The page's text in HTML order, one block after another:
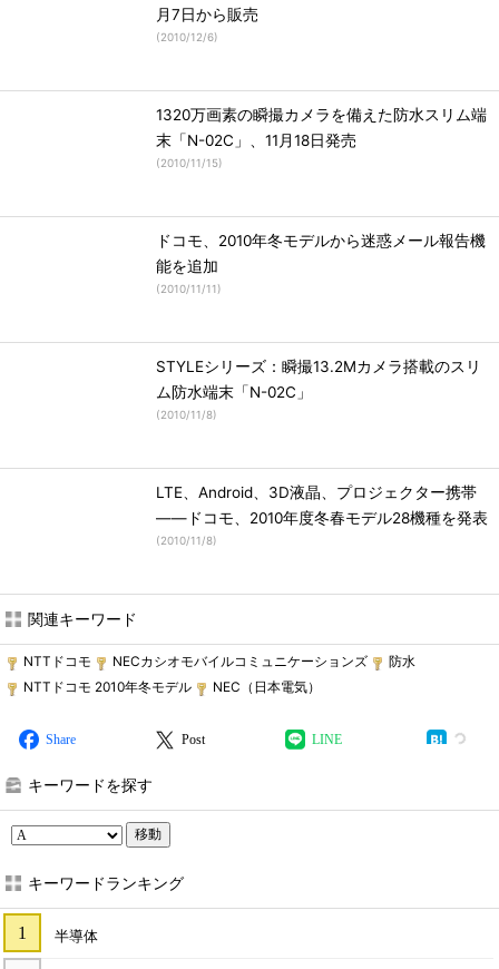
月7日から販売
(2010/12/6)
1320万画素の瞬撮カメラを備えた防水スリム端
末「N-02C」、11月18日発売
(2010/11/15)
ドコモ、2010年冬モデルから迷惑メール報告機
能を追加
(2010/11/11)
STYLEシリーズ：瞬撮13.2Mカメラ搭載のスリ
ム防水端末「N-02C」
(2010/11/8)
LTE、Android、3D液晶、プロジェクター携帯
――ドコモ、2010年度冬春モデル28機種を発表
(2010/11/8)
関連キーワード
NTTドコモ NECカシオモバイルコミュニケーションズ
防水
NTTドコモ 2010年冬モデル
NEC（日本電気）
Share Post LINE
キーワードを探す
移動
キーワードランキング
半導体